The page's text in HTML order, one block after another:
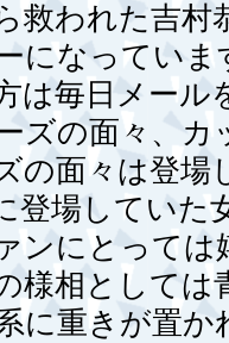
救われた吉
になってい
は毎日メー
ズの面々、カ
の面々は登場
登場していた
ンにとっては
様相としては
に重きが置